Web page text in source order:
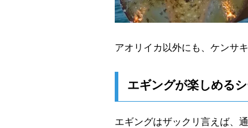
アオリイカ以外にも、ケンサ
エギングが楽しめる
エギングはザックリ言えば、